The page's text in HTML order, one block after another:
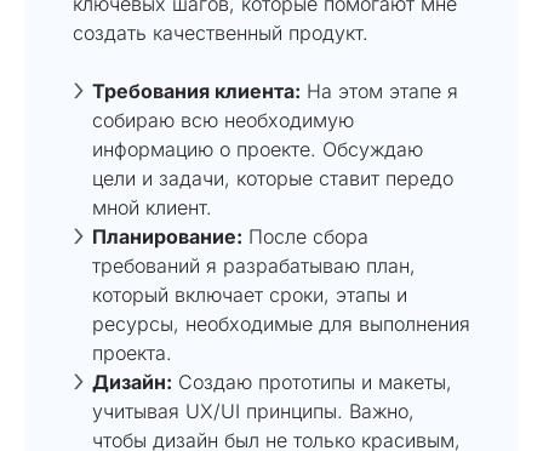
создать качественный продукт.
Требования клиента: На этом этапе я
собираю всю необходимую
информацию о проекте. Обсуждаю
цели и задачи, которые ставит передо
мной клиент.
Планирование: После сбора
требований я разрабатываю план,
который включает сроки, этапы и
ресурсы, необходимые для выполнения
проекта.
Дизайн: Создаю прототипы и макеты,
учитывая UX/UI принципы. Важно,
чтобы дизайн был не только красивым,